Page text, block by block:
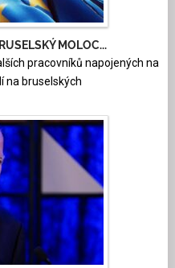
MOLOC...
pracovníků napojených na
na bruselských